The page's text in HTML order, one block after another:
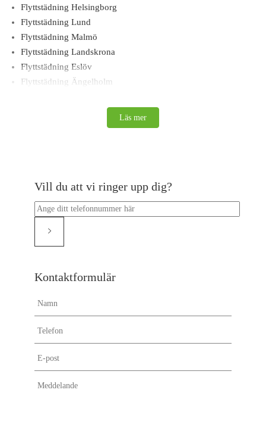
Flyttstädning Helsingborg
Flyttstädning Lund
Flyttstädning Malmö
Flyttstädning Landskrona
Flyttstädning Eslöv
Flyttstädning Ängelholm
Flyttstädning Värmdö
Flyttstädning Växjö
Flyttstädning Uppsala
Flyttstädning Täby
Flyttstädning Trelleborg
Flyttstädning Sundbyberg
Flyttstädning Solna
Flyttstädning Skellefteå
Flyttstädning Svalöv
Läs mer
Vill du att vi ringer upp dig?
Kontaktformulär